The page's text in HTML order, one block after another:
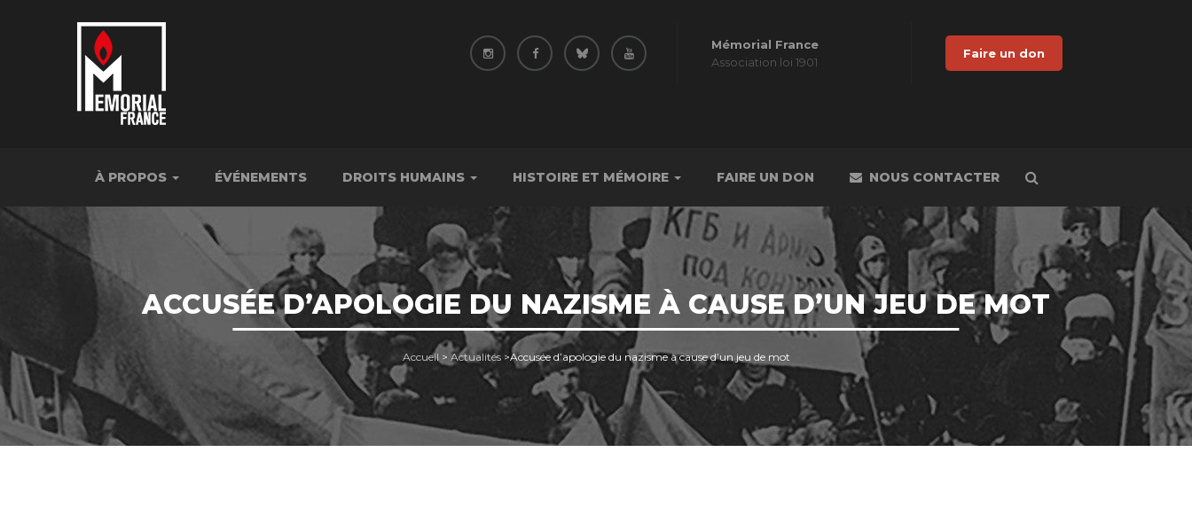
Mémorial France
Association loi 1901
Faire un don
À PROPOS ÉVÉNEMENTS DROITS HUMAINS HISTOIRE ET MÉMOIRE FAIRE UN DON NOUS CONTACTER
ACCUSÉE D’APOLOGIE DU NAZISME À CAUSE D’UN JEU DE MOT
Accueil > Actualités>Accusée d’apologie du nazisme à cause d’un jeu de mot